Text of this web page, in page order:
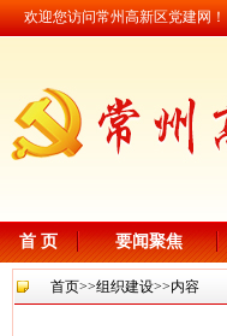
欢迎您访问常州高新区党建网！
首 页 要闻聚焦
首页>>组织建设>>内容